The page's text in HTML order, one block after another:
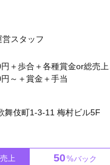
スタッフ
～＋賞金＋手当
舞伎町1-3-11 梅村ビル5F
上 50%バック